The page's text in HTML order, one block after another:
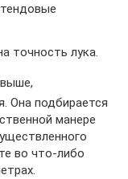
точность лука.
Она подбирается
манере
во что-либо